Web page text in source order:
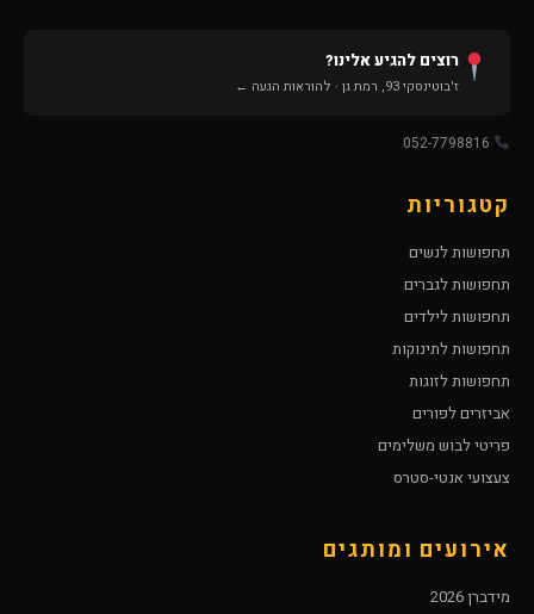
רוצים להגיע אלינו?
ז'בוטינסקי 93, רמת גן · להוראות הגעה ←
קטגוריות
תחפושות לנשים
תחפושות לגברים
תחפושות לילדים
תחפושות לתינוקות
תחפושות לזוגות
אביזרים לפורים
פריטי לבוש משלימים
צעצועי אנטי-סטרס
אירועים ומותגים
מידברן 2026